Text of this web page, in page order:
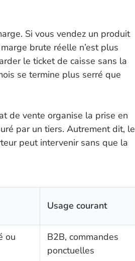
Si vous vendez un produit
brute réelle n’est plus
le ticket de caisse sans la
se termine plus serré que
de vente organise la prise en
par un tiers. Autrement dit, le
peut intervenir sans que la
Usage courant
ou
B2B, commandes
ponctuelles